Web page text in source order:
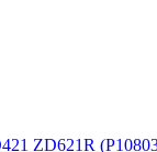
ZD621R